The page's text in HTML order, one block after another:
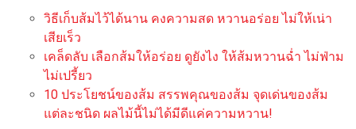
วิธีเก็บส้มไว้ได้นาน คงความสด หวานอร่อย ไม่ให้เน่า
เสียเร็ว
เคล็ดลับ เลือกส้มให้อร่อย ดูยังไง ให้ส้มหวานฉ่ำ ไม่ฟ่าม
ไม่เปรี้ยว
10 ประโยชน์ของส้ม สรรพคุณของส้ม จุดเด่นของส้ม
แต่ละชนิด ผลไม้นี้ไม่ได้มีดีแค่ความหวาน!